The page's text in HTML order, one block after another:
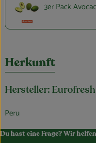
3er Pack
Herkunft
Hersteller: Eurofresh
Peru
Du hast eine Frage? Wir